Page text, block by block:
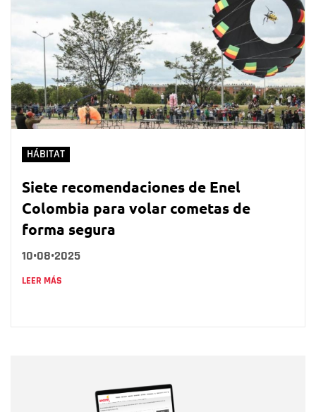
HÁBITAT
Siete recomendaciones de Enel
Colombia para volar cometas de
forma segura
10•08•2025
LEER MÁS